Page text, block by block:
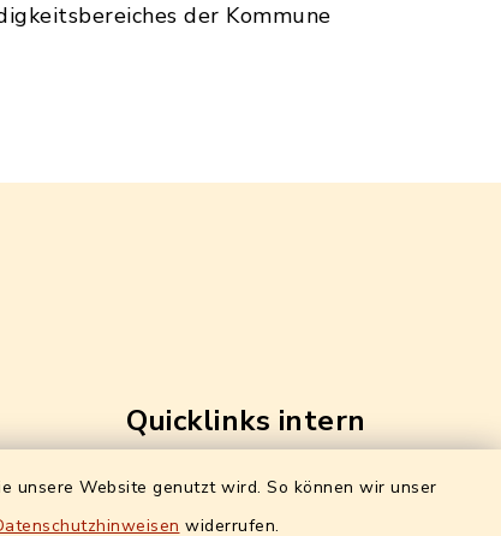
unsere Website genutzt wird. So können wir unser
widerrufen.
der Kommune
Quicklinks intern
Alle Sachgebiete